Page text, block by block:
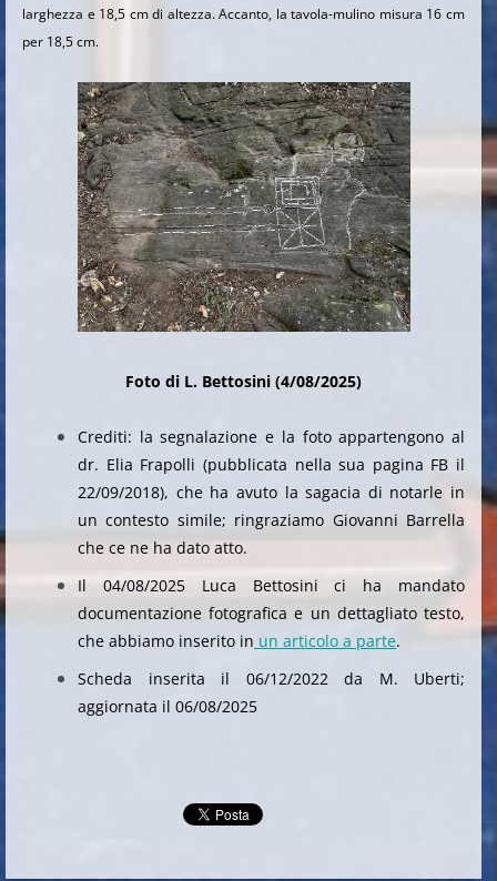
larghezza e 18,5 cm di altezza. Accanto, la tavola-mulino misura 16 cm
per 18,5 cm.
Foto di L. Bettosini (4/08/2025)
Crediti: la segnalazione e la foto appartengono al
dr. Elia Frapolli (pubblicata nella sua pagina FB il
22/09/2018), che ha avuto la sagacia di notarle in
un contesto simile; ringraziamo Giovanni Barrella
che ce ne ha dato atto.
Il 04/08/2025 Luca Bettosini ci ha mandato
documentazione fotografica e un dettagliato testo,
che abbiamo inserito in un articolo a parte.
Scheda inserita il 06/12/2022 da M. Uberti;
aggiornata il 06/08/2025